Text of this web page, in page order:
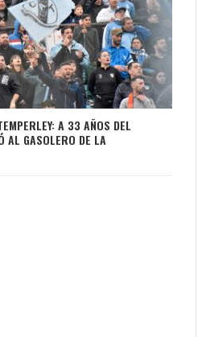
A 33 AÑOS DEL
AL GASOLERO DE LA